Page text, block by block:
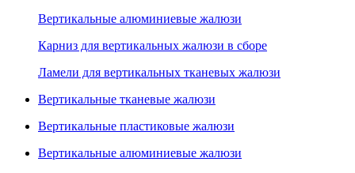
Вертикальные алюминиевые жалюзи
Карниз для вертикальных жалюзи в сборе
Ламели для вертикальных тканевых жалюзи
Вертикальные тканевые жалюзи
Вертикальные пластиковые жалюзи
Вертикальные алюминиевые жалюзи